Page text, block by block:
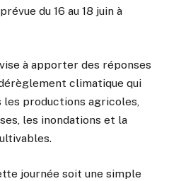
du 16 au 18 juin à
à apporter des réponses
climatique qui
productions agricoles,
les inondations et la
journée soit une simple